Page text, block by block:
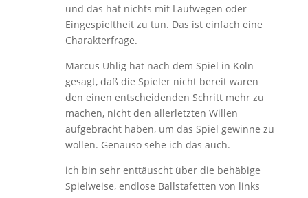
und das hat nichts mit Laufwegen oder
Eingespieltheit zu tun. Das ist einfach eine
Charakterfrage.
Marcus Uhlig hat nach dem Spiel in Köln
gesagt, daß die Spieler nicht bereit waren
den einen entscheidenden Schritt mehr zu
machen, nicht den allerletzten Willen
aufgebracht haben, um das Spiel gewinne zu
wollen. Genauso sehe ich das auch.
ich bin sehr enttäuscht über die behäbige
Spielweise, endlose Ballstafetten von links